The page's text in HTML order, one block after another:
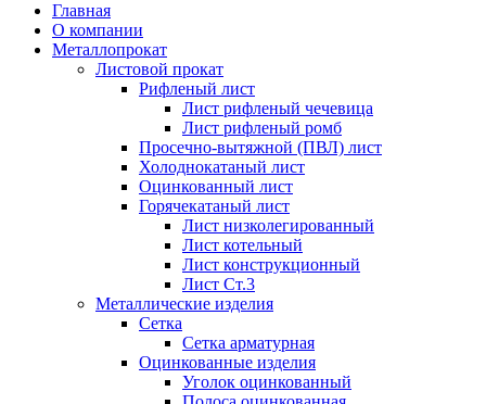
Главная
О компании
Металлопрокат
Листовой прокат
Рифленый лист
Лист рифленый чечевица
Лист рифленый ромб
Просечно-вытяжной (ПВЛ) лист
Холоднокатаный лист
Оцинкованный лист
Горячекатаный лист
Лист низколегированный
Лист котельный
Лист конструкционный
Лист Ст.3
Металлические изделия
Сетка
Сетка арматурная
Оцинкованные изделия
Уголок оцинкованный